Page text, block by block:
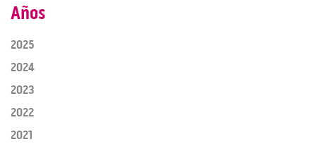
Años
2025
2024
2023
2022
2021